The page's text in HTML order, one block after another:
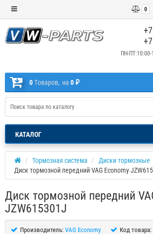
0
ПН-
0Tоваров, на 0 ₽
КАТАЛОГ
Тормозная система
Диски тормозные
Диск тормозной передний VAG Economy
Диск тормозной передний
JZW615301J
Производитель: VAG Economy Код товара: